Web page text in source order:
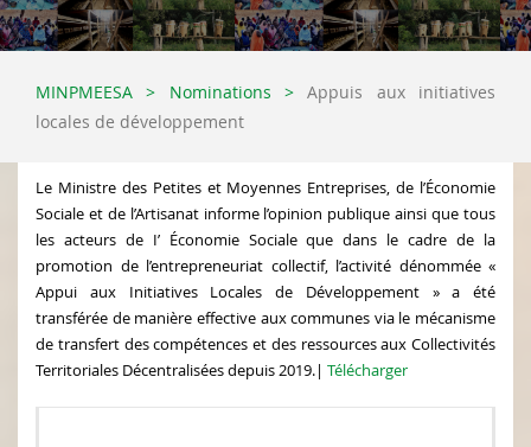
MINPMEESA > Nominations >Appuis aux initiatives
locales de développement
Le Ministre des Petites et Moyennes Entreprises, de l’Économie
Sociale et de l’Artisanat informe l’opinion publique ainsi que tous
les acteurs de I’ Économie Sociale que dans le cadre de la
promotion de l’entrepreneuriat collectif, l’activité dénommée «
Appui aux Initiatives Locales de Développement » a été
transférée de manière effective aux communes via le mécanisme
de transfert des compétences et des ressources aux Collectivités
Territoriales Décentralisées depuis 2019.| Télécharger